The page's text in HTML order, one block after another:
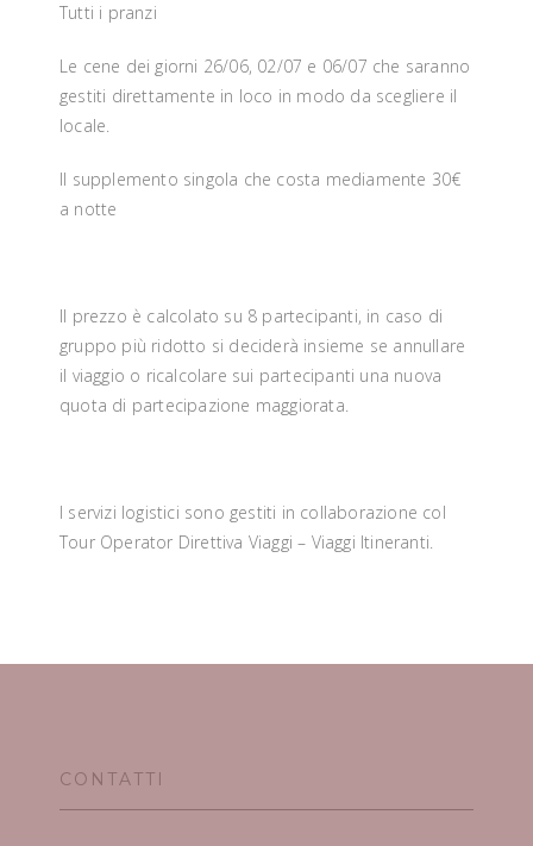
Tutti i pranzi
Le cene dei giorni 26/06, 02/07 e 06/07 che saranno
gestiti direttamente in loco in modo da scegliere il
locale.
Il supplemento singola che costa mediamente 30€
a notte
Il prezzo è calcolato su 8 partecipanti, in caso di
gruppo più ridotto si deciderà insieme se annullare
il viaggio o ricalcolare sui partecipanti una nuova
quota di partecipazione maggiorata.
I servizi logistici sono gestiti in collaborazione col
Tour Operator Direttiva Viaggi – Viaggi Itineranti.
CONTATTI